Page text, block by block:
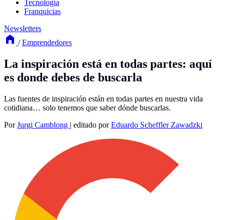
Tecnología
Franquicias
Newsletters
/ Emprendedores
La inspiración está en todas partes: aquí
es donde debes de buscarla
Las fuentes de inspiración están en todas partes en nuestra vida
cotidiana… solo tenemos que saber dónde buscarlas.
PorJurgi Camblong | editado porEduardo Scheffler Zawadzki